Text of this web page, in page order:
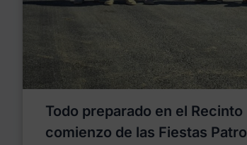
Todo preparado en el
comienzo de las Fiestas